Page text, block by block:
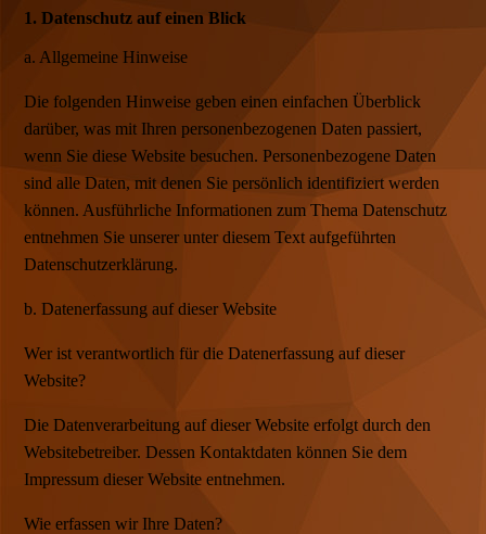
1. Datenschutz auf einen Blick
a. Allgemeine Hinweise
Die folgenden Hinweise geben einen einfachen Überblick
darüber, was mit Ihren personenbezogenen Daten passiert,
wenn Sie diese Website besuchen. Personenbezogene Daten
sind alle Daten, mit denen Sie persönlich identifiziert werden
können. Ausführliche Informationen zum Thema Datenschutz
entnehmen Sie unserer unter diesem Text aufgeführten
Datenschutzerklärung.
b. Datenerfassung auf dieser Website
Wer ist verantwortlich für die Datenerfassung auf dieser
Website?
Die Datenverarbeitung auf dieser Website erfolgt durch den
Websitebetreiber. Dessen Kontaktdaten können Sie dem
Impressum dieser Website entnehmen.
Wie erfassen wir Ihre Daten?